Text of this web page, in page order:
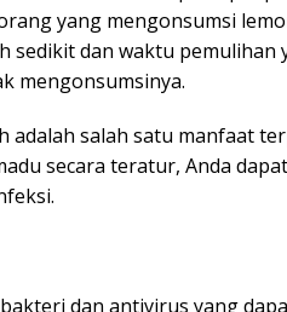
yang mengonsumsi
sedikit dan waktu pemulihan
mengonsumsinya.
salah satu manfaat
secara teratur, Anda
dan antivirus yang